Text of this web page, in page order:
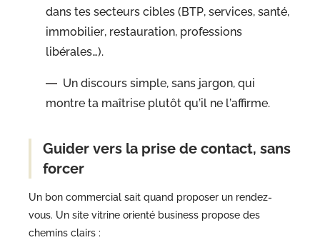
dans tes secteurs cibles (BTP, services, santé,
immobilier, restauration, professions
libérales…).
Un discours simple, sans jargon, qui
montre ta maîtrise plutôt qu’il ne l’affirme.
Guider vers la prise de contact, sans
forcer
Un bon commercial sait quand proposer un rendez-
vous. Un site vitrine orienté business propose des
chemins clairs :